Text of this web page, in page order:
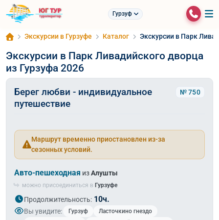
Гурзуф
Экскурсии в Гурзуфе Каталог Экскурсии в Парк
Экскурсии в Парк Ливадийского дворца
из Гурзуфа 2026
Берег любви - индивидуальное
путешествие
№ 750
Маршрут временно приостановлен из-за
сезонных условий.
Авто-пешеходная изАлушты
можно присоединиться в Гурзуфе
Продолжительность: 10ч.
Вы увидите: Гурзуф
Ласточкино гнездо